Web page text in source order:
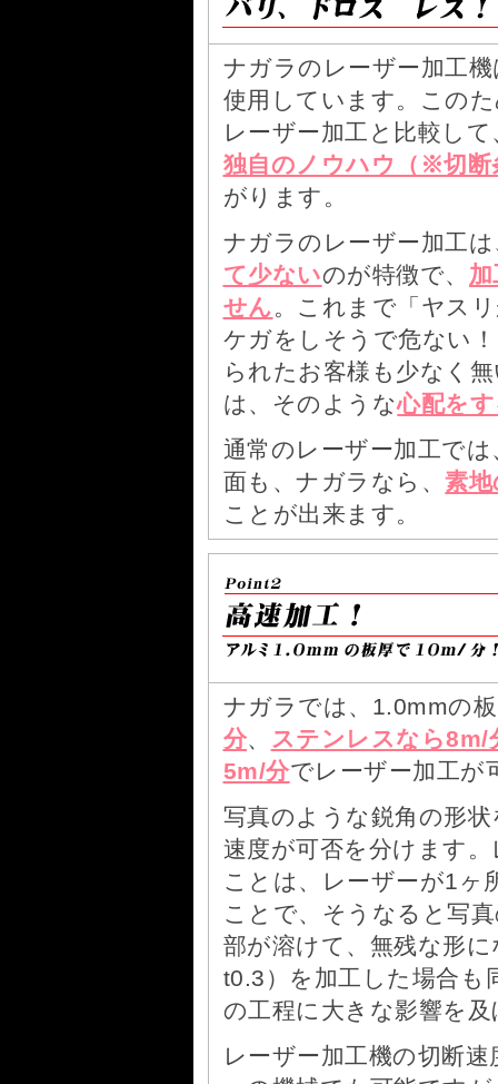
ナガラのレーザー加工
使用しています。この
レーザー加工と比較し
独自のノウハウ（※切断
がります。
ナガラのレーザー加工
て少ないのが特徴で、
せん。これまで「ヤス
ケガをしそうで危ない
られたお客様も少なく
は、そのような心配を
通常のレーザー加工で
面も、ナガラなら、素
ことが出来ます。
ナガラでは、1.0mmの
分、 ステンレスなら8m/
5m/分でレーザー加工が
写真のような鋭角の形
速度が可否を分けます
ことは、レーザーが1ヶ
ことで、そうなると写
部が溶けて、無残な形
t0.3）を加工した場合も
の工程に大きな影響を
レーザー加工機の切断